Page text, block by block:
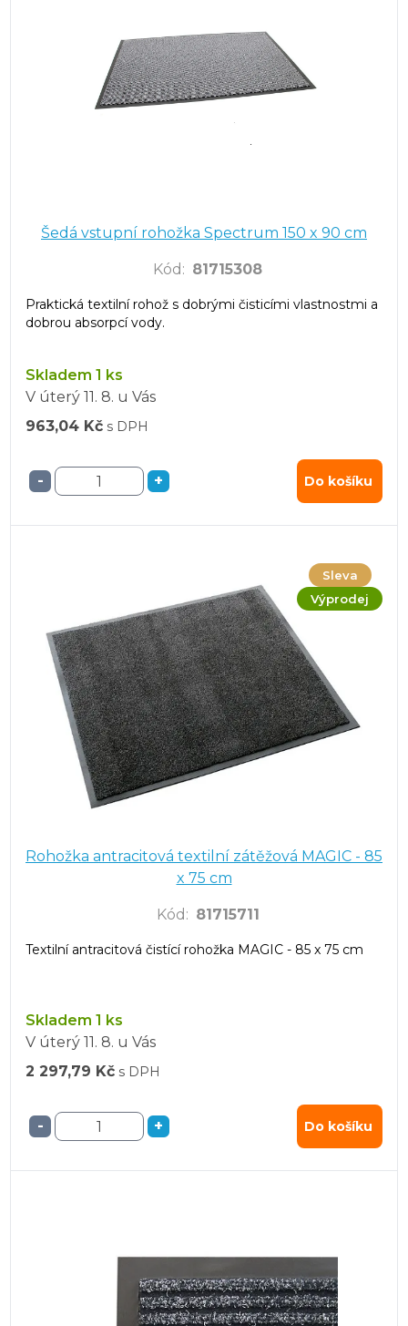
Šedá vstupní rohožka Spectrum 150 x 90 cm
Kód : 81715308
Praktická textilní rohož s dobrými čisticími vlastnostmi a
dobrou absorpcí vody.
Skladem 1 ks
V úterý 11. 8. u Vás
963,04 Kč s DPH
- + Do košíku
Sleva
Výprodej
Rohožka antracitová textilní zátěžová MAGIC - 85
x 75 cm
Kód : 81715711
Textilní antracitová čistící rohožka MAGIC - 85 x 75 cm
Skladem 1 ks
V úterý 11. 8. u Vás
2 297,79 Kč s DPH
- + Do košíku